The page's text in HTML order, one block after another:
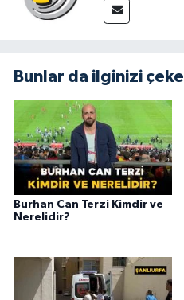
Bunlar da ilginizi
Burhan Can Terzi Kimdir ve
Nerelidir?